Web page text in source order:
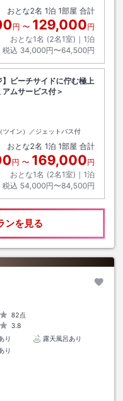
おとな2名 1泊 1部屋 合計
円 〜 129,000円
おとな1名 (2名1室)｜ 1泊
税込 34,000円〜64,500円
】ビーチサイドに佇む極上
ムサービス付＞
ツイン）／ジェットバス付
おとな2名 1泊 1部屋 合計
円 〜 169,000円
おとな1名 (2名1室)｜ 1泊
税込 54,000円〜84,500円
ンを見る
82点
3.8
り
露天風呂あり
り